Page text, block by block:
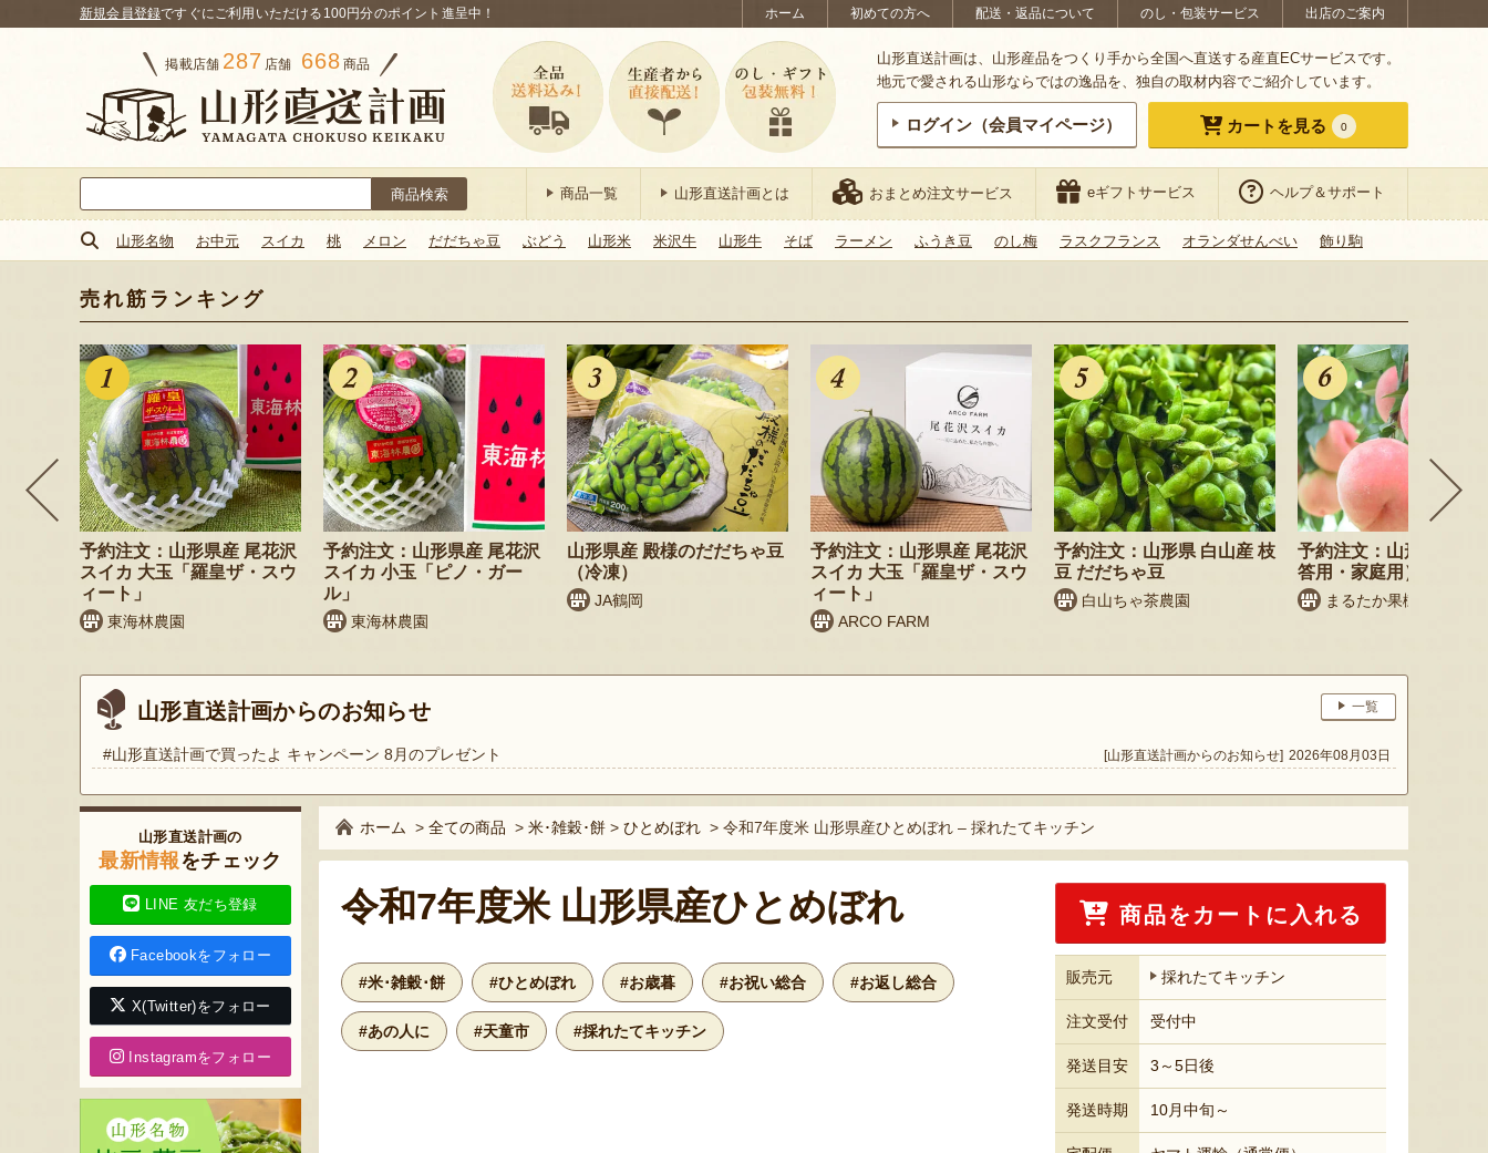
ホーム 初めての方へ 配送・返品について のし・包装サービス 出店のご案内
新規会員登録ですぐにご利用いただける100円分のポイント進呈中！
掲載店舗 287 店舗 668 商品
山形直送計画は、山形産品をつくり手から全国へ直送する産直ECサービスです。
地元で愛される山形ならではの逸品を、独自の取材内容でご紹介しています。
ログイン（会員マイページ） カートを見る 0
索:
商品一覧 山形直送計画とは おまとめ注文サービス eギフトサービス ヘルプ＆サポート
山形名物 お中元 スイカ 桃 メロン だだちゃ豆 ぶどう 山形米 米沢牛 山形牛 そば ラーメン ふうき豆 のし梅 ラスクフランス オランダせんべい 飾り駒
売れ筋ランキング
予約注文：山形県産 尾花沢
スイカ 大玉「羅皇ザ・スウ
ィート」
東海林農園
予約注文：山形県産 尾花沢
スイカ 小玉「ピノ・ガー
ル」
東海林農園
山形県産 殿様のだだちゃ豆
（冷凍）
JA鶴岡
予約注文：山形県産 尾花沢
スイカ 大玉「羅皇ザ・スウ
ィート」
ARCO FARM
予約注文：山形県 白山産 枝
豆 だだちゃ豆
白山ちゃ茶農園
予約注文：山形県産 桃
答用・家庭用）
まるたか果樹園
山形直送計画からのお知らせ 一覧
#山形直送計画で買ったよ キャンペーン 8月のプレゼント [山形直送計画からのお知らせ] 2026年08月03日
ホーム > 全ての商品 > 米･雑穀･餅 > ひとめぼれ > 令和7年度米 山形県産ひとめぼれ – 採れたてキッチン
令和7年度米 山形県産ひとめぼれ
#米･雑穀･餅 #ひとめぼれ #お歳暮 #お祝い総合 #お返し総合
#あの人に #天童市 #採れたてキッチン
商品をカートに入れる
販売元 採れたてキッチン
注文受付 受付中
発送目安 3～5日後
発送時期 10月中旬～
山形直送計画の
最新情報をチェック
LINE 友だち登録
Facebookをフォロー
X(Twitter)をフォロー
Instagramをフォロー